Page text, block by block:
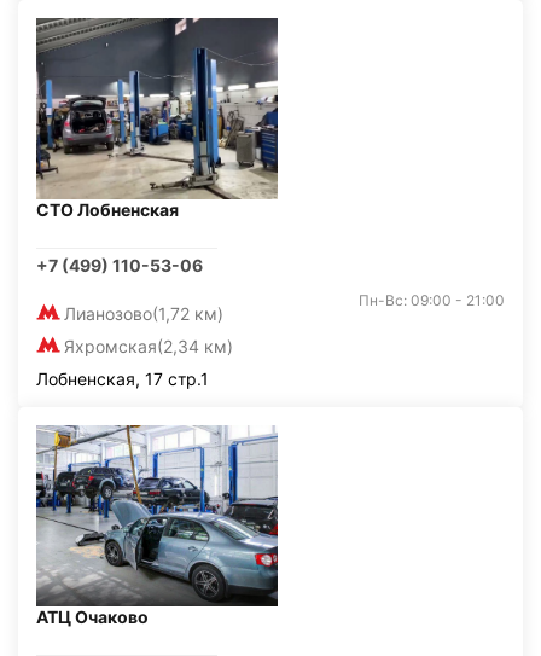
СТО Лобненская
+7 (499) 110-53-06
Лианозово(1,72 км)
Яхромская(2,34 км)
Пн-Вс: 09:00 - 21:00
Лобненская, 17 стр.1
АТЦ Очаково